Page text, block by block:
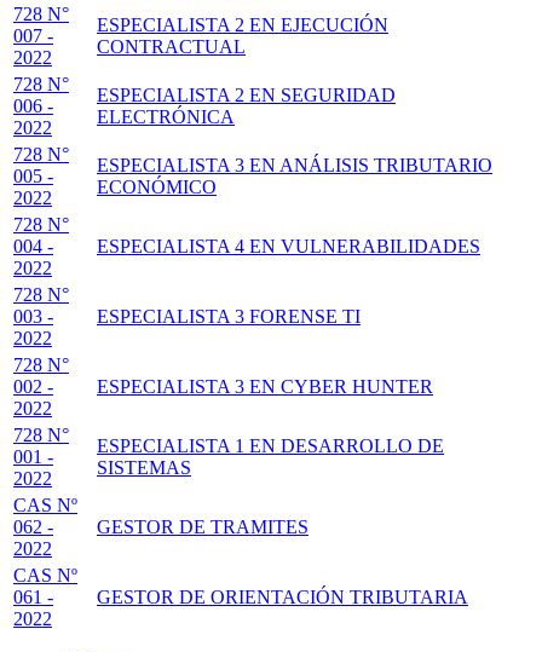
728 N°
007 -
2022
ESPECIALISTA 2 EN EJECUCIÓN
CONTRACTUAL
728 N°
006 -
2022
ESPECIALISTA 2 EN SEGURIDAD
ELECTRÓNICA
728 N°
005 -
2022
ESPECIALISTA 3 EN ANÁLISIS TRIBUTARIO
ECONÓMICO
728 N°
004 -
2022
ESPECIALISTA 4 EN VULNERABILIDADES
728 N°
003 -
2022
ESPECIALISTA 3 FORENSE TI
728 N°
002 -
2022
ESPECIALISTA 3 EN CYBER HUNTER
728 N°
001 -
2022
ESPECIALISTA 1 EN DESARROLLO DE
SISTEMAS
CAS Nº
062 -
2022
GESTOR DE TRAMITES
CAS Nº
061 -
2022
GESTOR DE ORIENTACIÓN TRIBUTARIA